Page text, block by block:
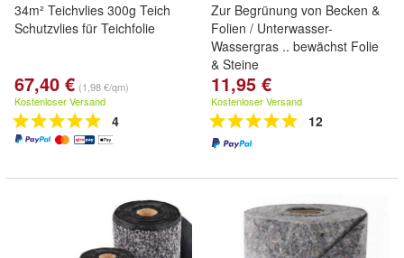
34m² Teichvlies 300g Teich
Schutzvlies für Teichfolie
67,40 € (1,98 €/qm)
Kostenloser Versand
4
Zur Begrünung von Becken &
Folien / Unterwasser-
Wassergras .. bewächst Folie
& Steine
11,95 €
Kostenloser Versand
12